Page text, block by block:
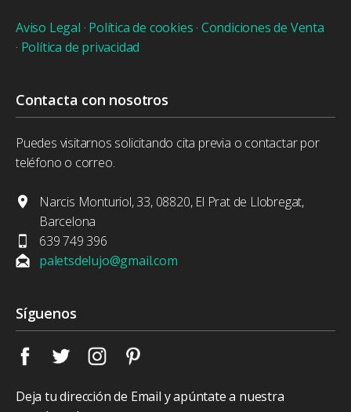
Aviso Legal · Política de cookies · Condiciones de Venta
· Política de privacidad
Contacta con nosotros
Puedes visitarnos solicitando cita previa o contactar por
teléfono o correo.
Narcis Monturiol, 33, 08820, El Prat de Llobregat,
Barcelona
639 749 396
paletsdelujo@gmail.com
Síguenos
Deja tu dirección de Email y apúntate a nuestra